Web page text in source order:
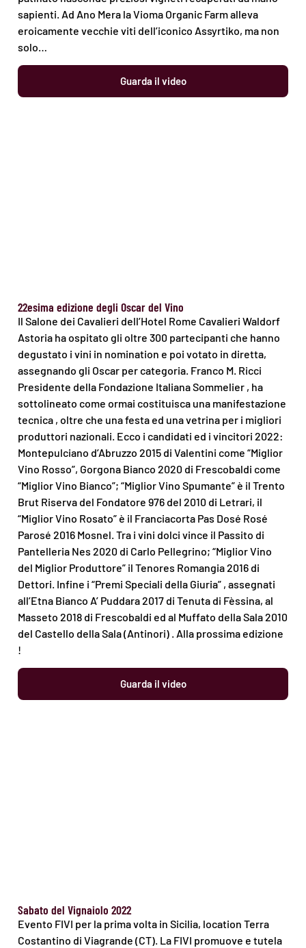
sapienti. Ad Ano Mera la Vioma Organic Farm alleva
eroicamente vecchie viti dell’iconico Assyrtiko, ma non
solo…
Guarda il video
22esima edizione degli Oscar del Vino
Il Salone dei Cavalieri dell’Hotel Rome Cavalieri Waldorf
Astoria ha ospitato gli oltre 300 partecipanti che hanno
degustato i vini in nomination e poi votato in diretta,
assegnando gli Oscar per categoria. Franco M. Ricci
Presidente della Fondazione Italiana Sommelier , ha
sottolineato come ormai costituisca una manifestazione
tecnica , oltre che una festa ed una vetrina per i migliori
produttori nazionali. Ecco i candidati ed i vincitori 2022:
Montepulciano d’Abruzzo 2015 di Valentini come “Miglior
Vino Rosso”, Gorgona Bianco 2020 di Frescobaldi come
“Miglior Vino Bianco”; “Miglior Vino Spumante” è il Trento
Brut Riserva del Fondatore 976 del 2010 di Letrari, il
“Miglior Vino Rosato” è il Franciacorta Pas Dosé Rosé
Parosé 2016 Mosnel. Tra i vini dolci vince il Passito di
Pantelleria Nes 2020 di Carlo Pellegrino; “Miglior Vino
del Miglior Produttore” il Tenores Romangia 2016 di
Dettori. Infine i “Premi Speciali della Giuria” , assegnati
all’Etna Bianco A’ Puddara 2017 di Tenuta di Fèssina, al
Masseto 2018 di Frescobaldi ed al Muffato della Sala 2010
del Castello della Sala (Antinori) . Alla prossima edizione
!
Guarda il video
Sabato del Vignaiolo 2022
Evento FIVI per la prima volta in Sicilia, location Terra
Costantino di Viagrande (CT). La FIVI promuove e tutela